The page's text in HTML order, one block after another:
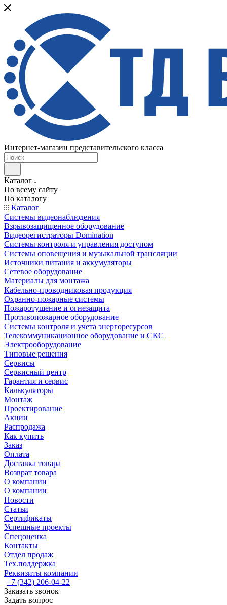
Интернет-магазин представительского класса
Каталог
По всему сайту
По каталогу
Каталог
Системы видеонаблюдения
Взрывозащищенное оборудование
Видеорегистраторы Domination
Системы контроля и управления доступом
Системы оповещения и музыкальной трансляции
Источники питания и аккумуляторы
Сетевое оборудование
Материалы для монтажа
Кабельно-проводниковая продукция
Охранно-пожарные системы
Пожаротушение и огнезащита
Противопожарное оборудование
Системы контроля и учета энергоресурсов
Телекоммуникационное оборудование и СКС
Электрооборудование
Типовые решения
Сервисы
Сервисный центр
Гарантия и сервис
Калькуляторы
Монтаж
Проектирование
Акции
Распродажа
Как купить
Заказ
Оплата
Доставка товара
Возврат товара
О компании
О компании
Новости
Статьи
Сертификаты
Успешные проекты
Спецоценка
Контакты
Отдел продаж
Тех.поддержка
Реквизиты компании
+7 (342) 206-04-22
Заказать звонок
Задать вопрос